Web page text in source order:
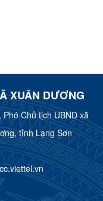
XUÂN DƯƠNG
Chủ tịch UBND xã
tỉnh Lạng Sơn